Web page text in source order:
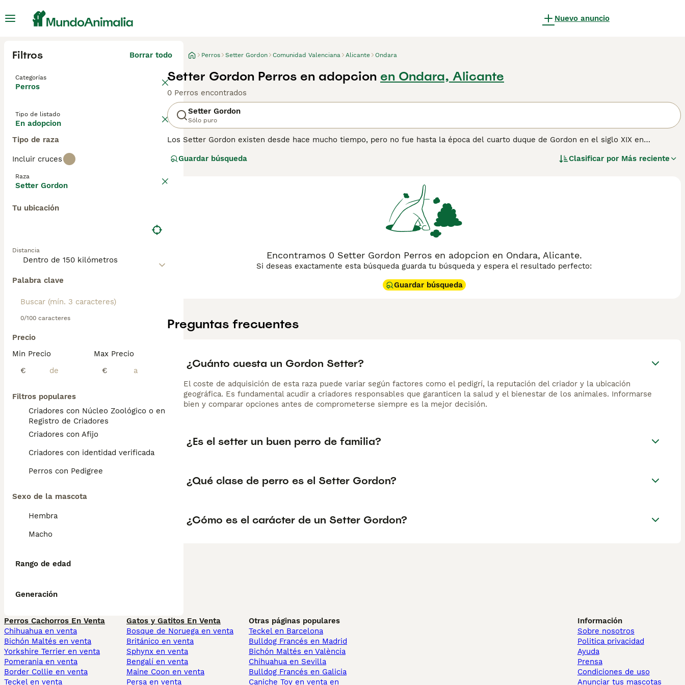
Nuevo anuncio
Filtros Borrar todo
Categorías
Perros
Tipo de listado
En adopcion
Tipo de raza
Incluir cruces
Raza
Setter Gordon
Tu ubicación
Distancia
Palabra clave
0/100 caracteres
Precio
Min Precio
€
Max Precio
€
Filtros populares
Criadores con Núcleo Zoológico o en el
Registro de Criadores
Criadores con Afijo
Criadores con identidad verificada
Perros con Pedigree
Sexo de la mascota
Hembra
Macho
Rango de edad
Generación
Perros Setter Gordon Comunidad Valenciana Alicante Ondara
Setter Gordon Perros en adopcion en Ondara, Alicante
0 Perros encontrados
Setter Gordon
Sólo puro
Los Setter Gordon existen desde hace mucho tiempo, pero no fue hasta la época del cuarto duque de Gordon en el siglo XIX en
Setter. Son naturalmente perros activos y les encanta estar ocupados, con la ventaja adicional de conservar muchos de sus rasgos de
Setter Gordon para obtener información sobre esta raza de perro.
Guardar búsqueda Clasificar por Más reciente
Encontramos 0 Setter Gordon Perros en adopcion en Ondara, Alicante.
Si deseas exactamente esta búsqueda guarda tu búsqueda y espera el resultado perfecto:
Guardar búsqueda
Preguntas frecuentes
¿Cuánto cuesta un Gordon Setter?
El coste de adquisición de esta raza puede variar según factores como el pedigrí, la reputación del criador y la ubicación
geográfica. Es fundamental acudir a criadores responsables que garanticen la salud y el bienestar de los animales. Informarse
bien y comparar opciones antes de comprometerse siempre es la mejor decisión.
¿Es el setter un buen perro de familia?
¿Qué clase de perro es el Setter Gordon?
¿Cómo es el carácter de un Setter Gordon?
Perros Cachorros En Venta
Chihuahua en venta
Bichón Maltés en venta
Yorkshire Terrier en venta
Pomerania en venta
Border Collie en venta
Teckel en venta
Gatos y Gatitos En Venta
Bosque de Noruega en venta
Británico en venta
Sphynx en venta
Bengalí en venta
Maine Coon en venta
Persa en venta
Otras páginas populares
Teckel en Barcelona
Bulldog Francés en Madrid
Bichón Maltés en València
Chihuahua en Sevilla
Bulldog Francés en Galicia
Caniche Toy en venta en
Información
Sobre nosotros
Politica privacidad
Ayuda
Prensa
Condiciones de uso
Anunciar tus mascotas